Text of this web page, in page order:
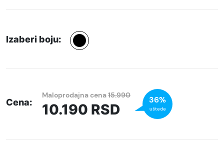
Izaberi boju:
Cena:
Maloprodajna cena15.990
10.190 RSD
36%
uštede